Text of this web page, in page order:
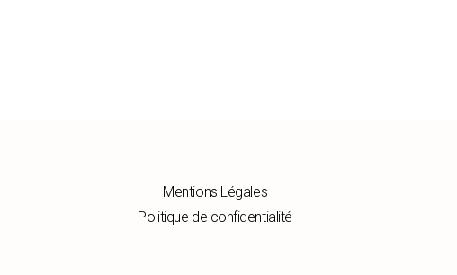
Mentions Légales
Politique de confidentialité